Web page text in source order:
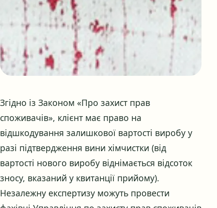
Згідно із Законом «Про захист прав
споживачів», клієнт має право на
відшкодування залишкової вартості виробу у
разі підтвердження вини хімчистки (від
вартості нового виробу віднімається відсоток
зносу, вказаний у квитанції прийому).
Незалежну експертизу можуть провести